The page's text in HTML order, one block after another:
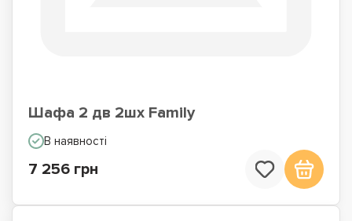
Шафа 2 дв 2шх Family
В наявності
7 256 грн